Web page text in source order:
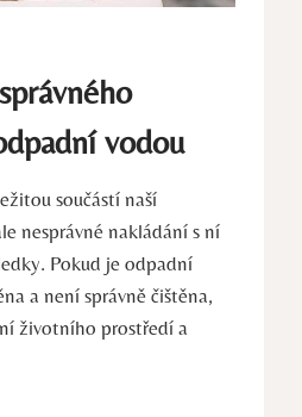
vodou
součástí naší
nesprávné nakládání s ní
Pokud je odpadní
a není správně čištěna,
životního prostředí a